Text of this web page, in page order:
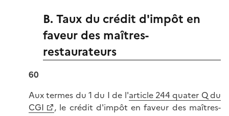
B. Taux du crédit d'impôt en
faveur des maîtres-
restaurateurs
60
Aux termes du 1 du I de l'article 244 quater Q du
CGI
, le crédit d'impôt en faveur des maîtres-